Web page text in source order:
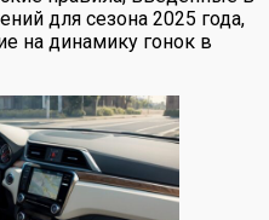
для сезона 2025 года,
на динамику гонок в